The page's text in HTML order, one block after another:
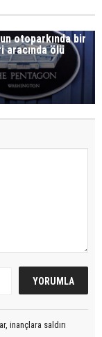
otoparkında bir
aracında ölü
inançlara saldırı